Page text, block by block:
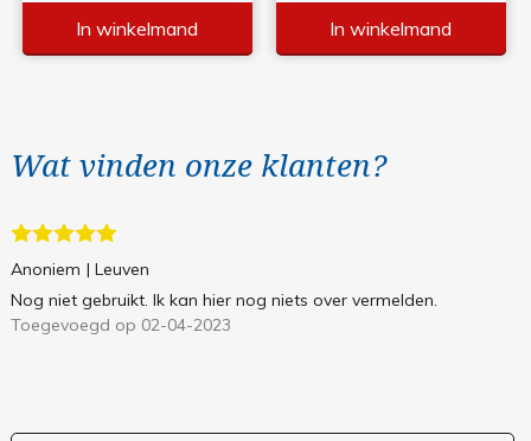
In winkelmand In winkelmand
Wat vinden onze klanten?
Anoniem | Leuven
Nog niet gebruikt. Ik kan hier nog niets over vermelden.
Toegevoegd op 02-04-2023